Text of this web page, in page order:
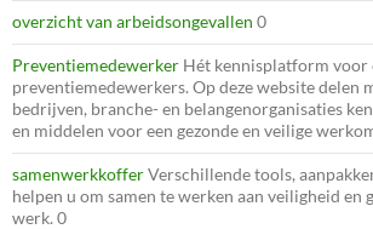
overzicht van arbeidsongevallen 0
Preventiemedewerker Hét kennisplatform voor
preventiemedewerkers. Op deze website delen
bedrijven, branche- en belangenorganisaties
en middelen voor een gezonde en veilige
samenwerkkofferVerschillende tools,
helpen u om samen te werken aan veiligheid en
werk. 0